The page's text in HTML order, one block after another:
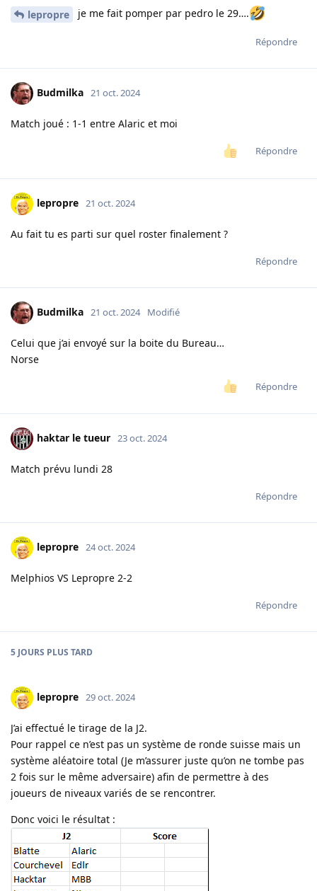
lepropre je me fait pomper par pedro le 29….
Répondre
Budmilka 21 oct. 2024
Match joué : 1-1 entre Alaric et moi
Répondre
lepropre 21 oct. 2024
Au fait tu es parti sur quel roster finalement ?
Répondre
Budmilka 21 oct. 2024 Modifié
Celui que j’ai envoyé sur la boite du Bureau…
Norse
Répondre
haktar le tueur 23 oct. 2024
Match prévu lundi 28
Répondre
lepropre 24 oct. 2024
Melphios VS Lepropre 2-2
Répondre
5 JOURS PLUS TARD
lepropre 29 oct. 2024
J’ai effectué le tirage de la J2.
Pour rappel ce n’est pas un système de ronde suisse mais un
système aléatoire total (Je m’assurer juste qu’on ne tombe pas
2 fois sur le même adversaire) afin de permettre à des
joueurs de niveaux variés de se rencontrer.
Donc voici le résultat :